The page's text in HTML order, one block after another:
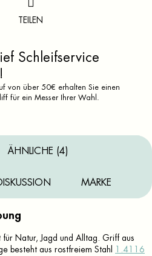
TEILEN
Schleifservice
von über 50€ erhalten Sie einen
für ein Messer Ihrer Wahl.
ÄHNLICHE (4)
MARKE
Natur, Jagd und Alltag. Griff aus
besteht aus rostfreiem Stahl
1.4116